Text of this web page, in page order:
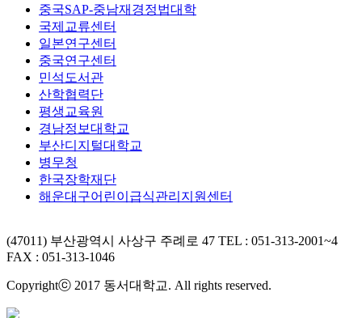
중국SAP-중남재경정법대학
국제교류센터
일본연구센터
중국연구센터
민석도서관
산학협력단
평생교육원
경남정보대학교
부산디지털대학교
병무청
한국장학재단
해운대구어린이급식관리지원센터
(47011) 부산광역시 사상구 주례로 47 TEL : 051-313-2001~4
FAX : 051-313-1046
Copyrightⓒ 2017 동서대학교. All rights reserved.